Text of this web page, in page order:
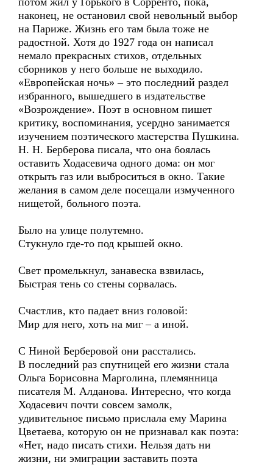
наконец, не остановил свой невольный выбор
на Париже. Жизнь его там была тоже не
радостной. Хотя до 1927 года он написал
немало прекрасных стихов, отдельных
сборников у него больше не выходило.
«Европейская ночь» – это последний раздел
избранного, вышедшего в издательстве
«Возрождение». Поэт в основном пишет
критику, воспоминания, усердно занимается
изучением поэтического мастерства Пушкина.
Н. Н. Берберова писала, что она боялась
оставить Ходасевича одного дома: он мог
открыть газ или выброситься в окно. Такие
желания в самом деле посещали измученного
нищетой, больного поэта.
Было на улице полутемно.
Стукнуло где-то под крышей окно.
Свет промелькнул, занавеска взвилась,
Быстрая тень со стены сорвалась.
Счастлив, кто падает вниз головой:
Мир для него, хоть на миг – а иной.
С Ниной Берберовой они расстались.
В последний раз спутницей его жизни стала
Ольга Борисовна Марголина, племянница
писателя М. Алданова. Интересно, что когда
Ходасевич почти совсем замолк,
удивительное письмо прислала ему Марина
Цветаева, которую он не признавал как поэта:
«Нет, надо писать стихи. Нельзя дать ни
жизни, ни эмиграции заставить поэта